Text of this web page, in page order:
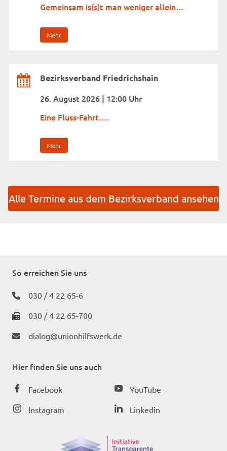
Gemeinsam is(s)t man weniger allein…
Mehr
Bezirksverband Friedrichshain
26. August 2026 | 12:00 Uhr
Eine Fluss-Fahrt….
Mehr
Alle Termine aus dem Bezirksverband ansehen
So erreichen Sie uns
030 / 4 22 65-6
030 / 4 22 65-700
dialog@unionhilfswerk.de
Hier finden Sie uns auch
Facebook
Instagram
YouTube
Linkedin